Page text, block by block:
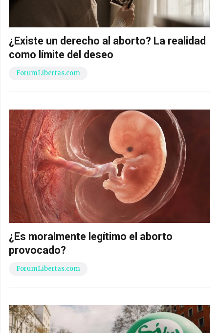
¿Existe un derecho al aborto? La realidad
como límite del deseo
ForumLibertas.com
¿Es moralmente legítimo el aborto
provocado?
ForumLibertas.com